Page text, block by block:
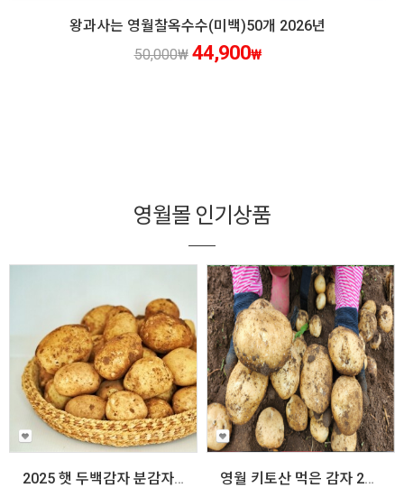
왕과사는 영월찰옥수수(미백)50개 2026년
50,000₩ 44,900₩
영월몰 인기상품
2025 햇 두백감자 분감자 강원도 감자요리 10키로/20키로
영월 키토산 먹은 감자 26년 햇감자